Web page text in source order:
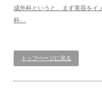
成外科というと、まず美容をイ
科…
トップページに戻る